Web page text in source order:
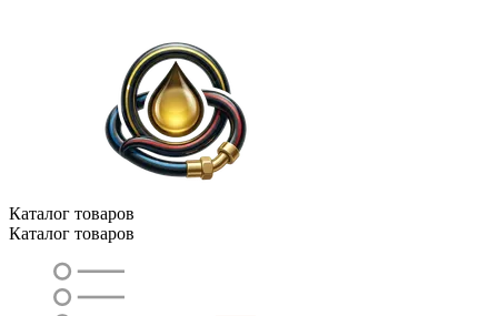
Каталог товаров
Каталог товаров